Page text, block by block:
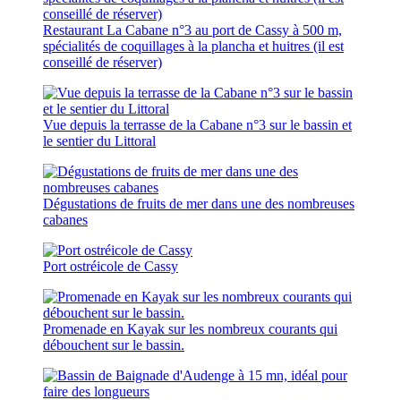
Restaurant La Cabane n°3 au port de Cassy à 500 m,
spécialités de coquillages à la plancha et huitres (il est
conseillé de réserver)
Vue depuis la terrasse de la Cabane n°3 sur le bassin et
le sentier du Littoral
Dégustations de fruits de mer dans une des nombreuses
cabanes
Port ostréicole de Cassy
Promenade en Kayak sur les nombreux courants qui
débouchent sur le bassin.